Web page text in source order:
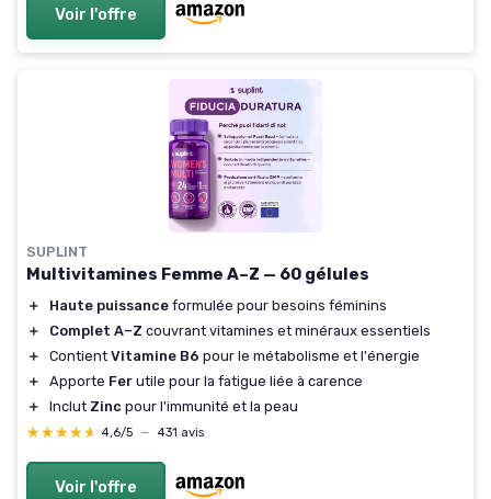
Voir l'offre
SUPLINT
Multivitamines Femme A–Z — 60 gélules
＋ Haute puissance formulée pour besoins féminins
＋
Complet A–Z couvrant vitamines et minéraux essentiels
＋
Contient Vitamine B6 pour le métabolisme et l'énergie
＋
Apporte Fer utile pour la fatigue liée à carence
＋
Inclut Zinc pour l'immunité et la peau
★★★★★
★★★★★ 4,6/5 — 431 avis
Voir l'offre